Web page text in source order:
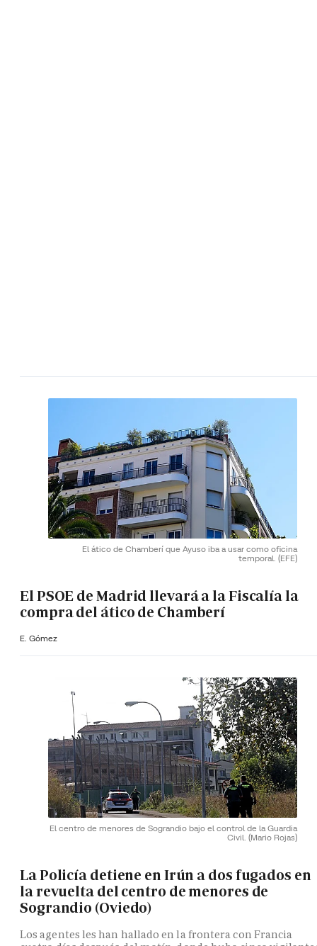
El ático de Chamberí que Ayuso iba a usar como oficina
temporal. (EFE)
El PSOE de Madrid llevará a la Fiscalía la
compra del ático de Chamberí
E. Gómez
El centro de menores de Sograndio bajo el control de la Guardia
Civil. (Mario Rojas)
La Policía detiene en Irún a dos fugados en
la revuelta del centro de menores de
Sograndio (Oviedo)
Los agentes les han hallado en la frontera con Francia